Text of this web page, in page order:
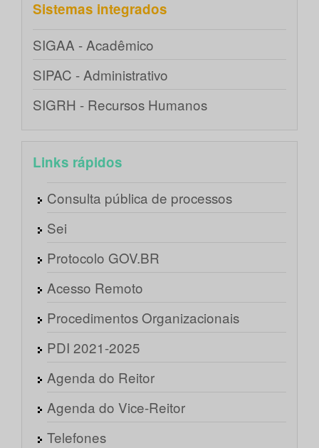
Sistemas integrados
SIGAA - Acadêmico
SIPAC - Administrativo
SIGRH - Recursos Humanos
Links rápidos
Consulta pública de processos
Sei
Protocolo GOV.BR
Acesso Remoto
Procedimentos Organizacionais
PDI 2021-2025
Agenda do Reitor
Agenda do Vice-Reitor
Telefones